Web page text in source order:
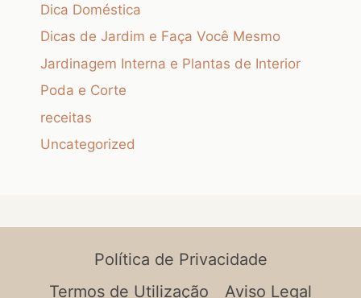
Dica Doméstica
Dicas de Jardim e Faça Você Mesmo
Jardinagem Interna e Plantas de Interior
Poda e Corte
receitas
Uncategorized
Política de Privacidade
Termos de Utilização
Aviso Legal